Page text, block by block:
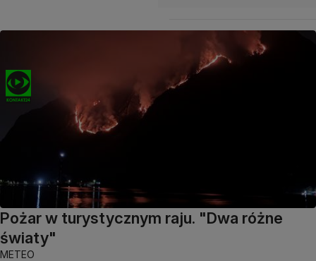
Pożar w turystycznym raju. "Dwa różne
światy"
METEO